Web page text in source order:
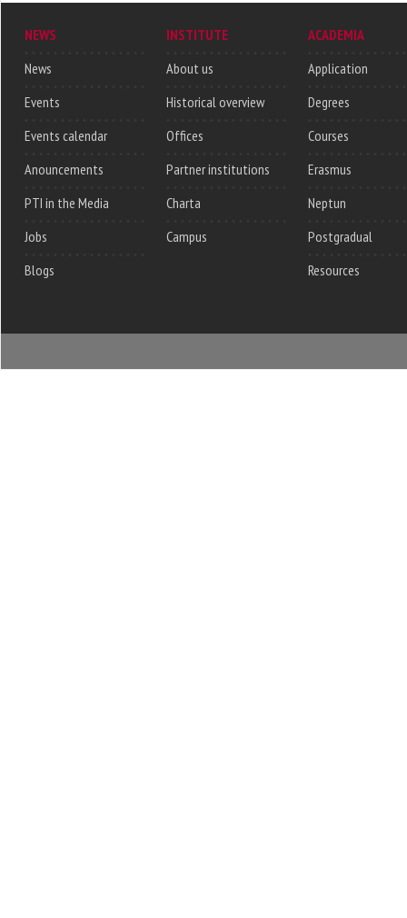
NEWS
News
Events
Events calendar
Anouncements
PTI in the Media
Jobs
Blogs
INSTITUTE
About us
Historical overview
Offices
Partner institutions
Charta
Campus
ACADEMIA
Application
Degrees
Courses
Erasmus
Neptun
Postgradual
Resources